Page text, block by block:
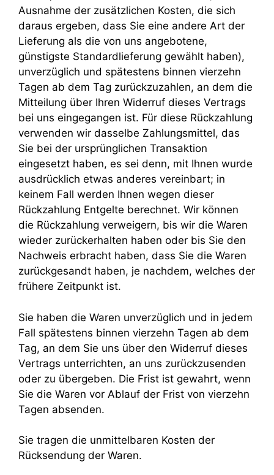
Ausnahme der zusätzlichen Kosten, die sich
daraus ergeben, dass Sie eine andere Art der
Lieferung als die von uns angebotene,
günstigste Standardlieferung gewählt haben),
unverzüglich und spätestens binnen vierzehn
Tagen ab dem Tag zurückzuzahlen, an dem die
Mitteilung über Ihren Widerruf dieses Vertrags
bei uns eingegangen ist. Für diese Rückzahlung
verwenden wir dasselbe Zahlungsmittel, das
Sie bei der ursprünglichen Transaktion
eingesetzt haben, es sei denn, mit Ihnen wurde
ausdrücklich etwas anderes vereinbart; in
keinem Fall werden Ihnen wegen dieser
Rückzahlung Entgelte berechnet. Wir können
die Rückzahlung verweigern, bis wir die Waren
wieder zurückerhalten haben oder bis Sie den
Nachweis erbracht haben, dass Sie die Waren
zurückgesandt haben, je nachdem, welches der
frühere Zeitpunkt ist.
Sie haben die Waren unverzüglich und in jedem
Fall spätestens binnen vierzehn Tagen ab dem
Tag, an dem Sie uns über den Widerruf dieses
Vertrags unterrichten, an uns zurückzusenden
oder zu übergeben. Die Frist ist gewahrt, wenn
Sie die Waren vor Ablauf der Frist von vierzehn
Tagen absenden.
Sie tragen die unmittelbaren Kosten der
Rücksendung der Waren.